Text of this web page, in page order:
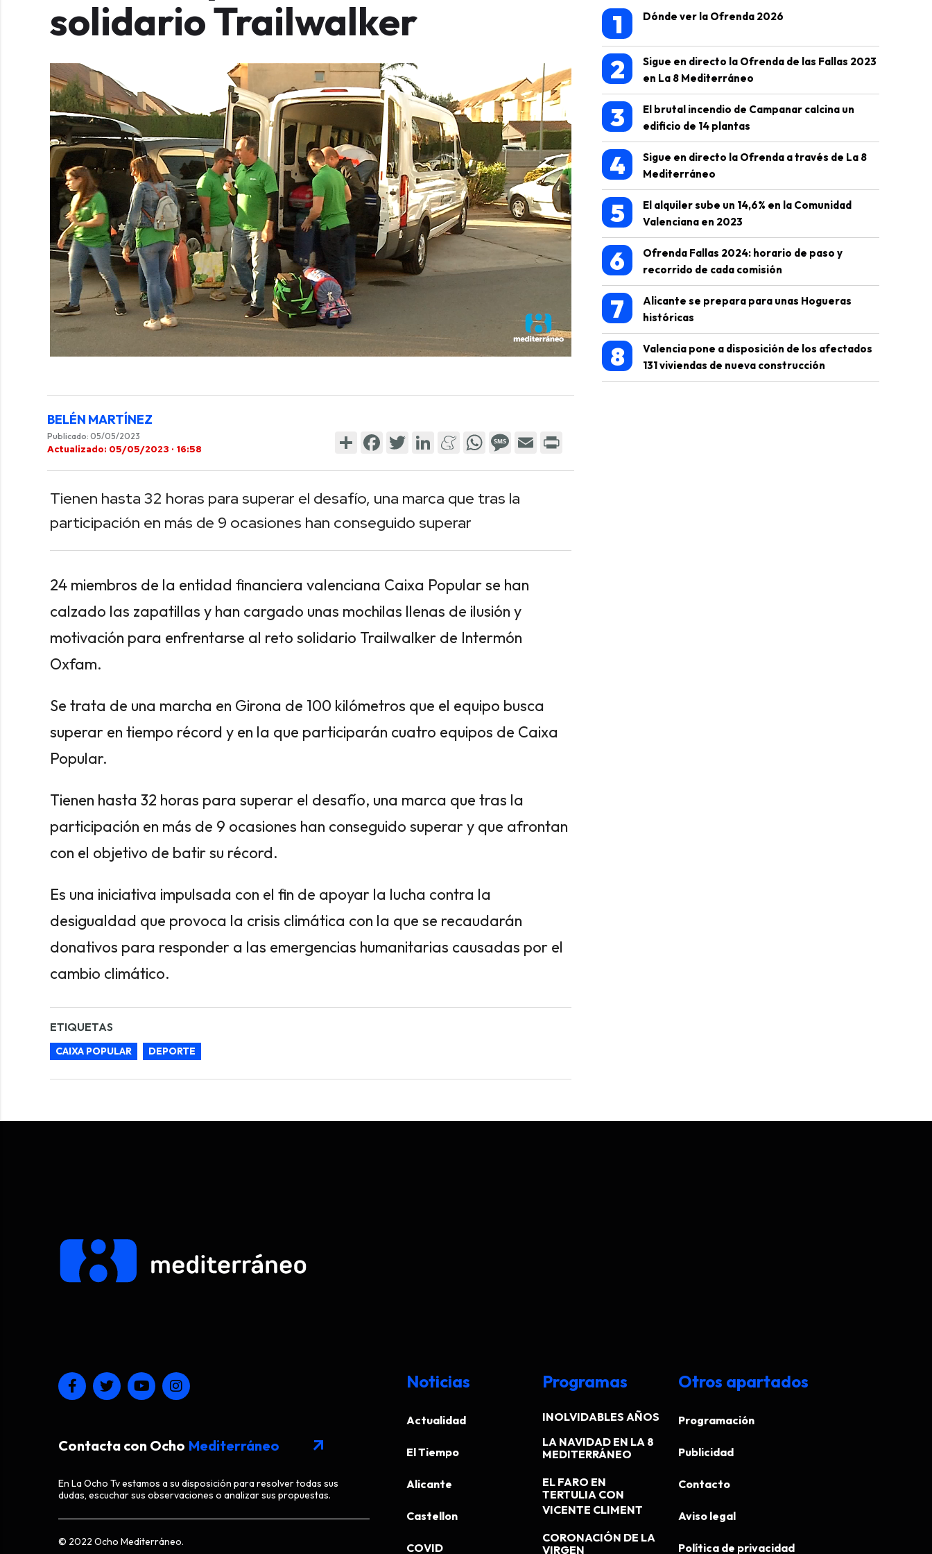
solidario Trailwalker
0
minute,
seconds Volume
0%
BELÉN MARTÍNEZ
Publicado: 05/05/2023
Actualizado: 05/05/2023 · 16:58
ShareFacebook
TwitterLinkedInMeneame
WhatsApp
Message
Email
Tienen hasta 32 horas para superar el desafío, una marca que tras la
participación en más de 9 ocasiones han conseguido superar
24 miembros de la entidad financiera valenciana Caixa Popular se han
calzado las zapatillas y han cargado unas mochilas llenas de ilusión y
motivación para enfrentarse al reto solidario Trailwalker de Intermón
Oxfam.
Se trata de una marcha en Girona de 100 kilómetros que el equipo busca
superar en tiempo récord y en la que participarán cuatro equipos de Caixa
Popular.
Tienen hasta 32 horas para superar el desafío, una marca que tras la
participación en más de 9 ocasiones han conseguido superar y que afrontan
con el objetivo de batir su récord.
Es una iniciativa impulsada con el fin de apoyar la lucha contra la
desigualdad que provoca la crisis climática con la que se recaudarán
donativos para responder a las emergencias humanitarias causadas por el
cambio climático.
ETIQUETAS
CAIXA POPULAR DEPORTE
1 Dónde ver la Ofrenda 2026
2
Sigue en directo la Ofrenda de las Fallas 2023
en La 8 Mediterráneo
3
El brutal incendio de Campanar calcina un
edificio de 14 plantas
4
Sigue en directo la Ofrenda a través de La 8
Mediterráneo
5
El alquiler sube un 14,6% en la Comunidad
Valenciana en 2023
6
Ofrenda Fallas 2024: horario de paso y
recorrido de cada comisión
7
Alicante se prepara para unas Hogueras
históricas
8
Valencia pone a disposición de los afectados
131 viviendas de nueva construcción
Contacta con Ocho Mediterráneo arrow_outward
En La Ocho Tv estamos a su disposición para resolver todas sus
dudas, escuchar sus observaciones o analizar sus propuestas.
© 2022 Ocho Mediterráneo.
Noticias
Actualidad
El Tiempo
Alicante
Castellon
COVID
Programas
INOLVIDABLES AÑOS
LA NAVIDAD EN LA 8
MEDITERRÁNEO
EL FARO EN
TERTULIA CON
VICENTE CLIMENT
CORONACIÓN DE LA
Otros apartados
Programación
Publicidad
Contacto
Aviso legal
Política de privacidad